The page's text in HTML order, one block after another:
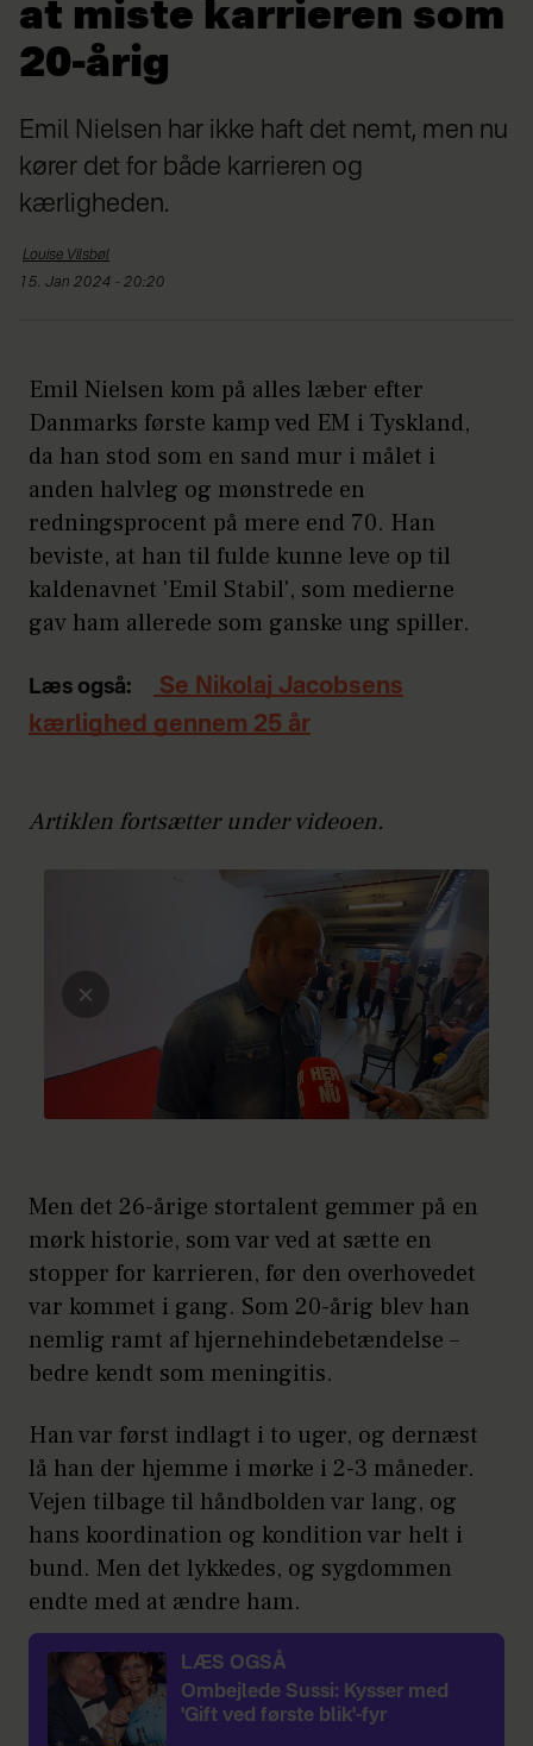
at miste karrieren som
20-årig
Emil Nielsen har ikke haft det nemt, men nu
kører det for både karrieren og
kærligheden.
Louise Vilsbøl
15. Jan 2024 - 20:20
Emil Nielsen kom på alles læber efter
Danmarks første kamp ved EM i Tyskland,
da han stod som en sand mur i målet i
anden halvleg og mønstrede en
redningsprocent på mere end 70. Han
beviste, at han til fulde kunne leve op til
kaldenavnet 'Emil Stabil', som medierne
gav ham allerede som ganske ung spiller.
Læs også:
Se Nikolaj Jacobsens
kærlighed gennem 25 år
Artiklen fortsætter under videoen.
Men det 26-årige stortalent gemmer på en
mørk historie, som var ved at sætte en
stopper for karrieren, før den overhovedet
var kommet i gang. Som 20-årig blev han
nemlig ramt af hjernehindebetændelse –
bedre kendt som meningitis.
Han var først indlagt i to uger, og dernæst
lå han der hjemme i mørke i 2-3 måneder.
Vejen tilbage til håndbolden var lang, og
hans koordination og kondition var helt i
bund. Men det lykkedes, og sygdommen
endte med at ændre ham.
LÆS OGSÅ
Ombejlede Sussi: Kysser med
'Gift ved første blik'-fyr